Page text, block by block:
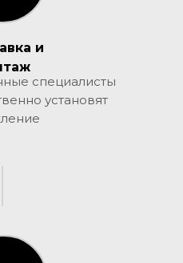
и
специалисты
установят